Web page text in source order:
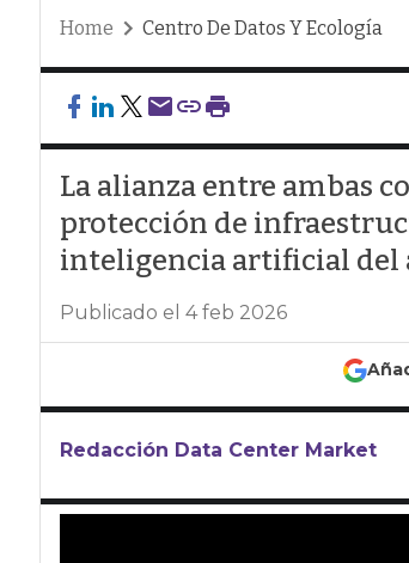
Home Centro De Datos Y Ecología
La alianza entre ambas
protección de
inteligencia artificial del
Publicado el 4 feb 2026
Redacción Data Center Market